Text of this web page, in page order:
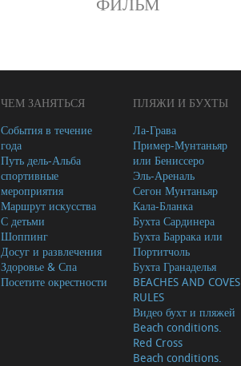
ЧЕМ ЗАНЯТЬСЯ
События в течение
года
Путь дель-Альба
спортивные
мероприятия
Маршрут искусства
С детьми
Шоппинг
Досуг и развлечения
Здоровье & Спа
Посетите окрестности
ПЛЯЖИ И БУХТЫ
Ла-Грава
Пример-Мунтаньяр
или Бениссеро
Эль-Ареналь
Сегон Мунтаньяр
Кала-Бланка
Бухта Сардинера
Бухта Баррака или
Портитчоль
Бухта Гранаделья
BEACHES AND COVES
RULES
Видео бухт и пляжей
Beach conditions.
Red Cross
Beach conditions.